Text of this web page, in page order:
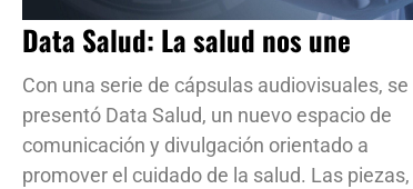
Data Salud: La salud nos une
Con una serie de cápsulas audiovisuales, se
presentó Data Salud, un nuevo espacio de
comunicación y divulgación orientado a
promover el cuidado de la salud. Las piezas,